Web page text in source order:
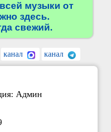
музыки от
здесь.
свежий.
канал канал
Админ